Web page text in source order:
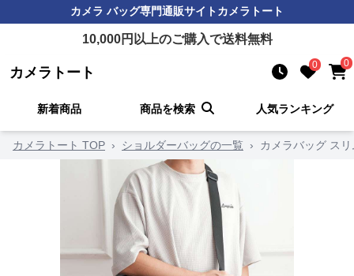
カメラ バッグ専門通販サイトカメラトート
10,000円以上のご購入で送料無料
カメラトート 0 0
新着商品 商品を検索 人気ランキング
カメラトート TOP › ショルダーバッグの一覧 › カメラバッグ ス